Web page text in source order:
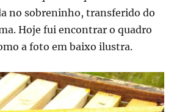
no sobreninho, transferido do
Hoje fui encontrar o quadro
a foto em baixo ilustra.